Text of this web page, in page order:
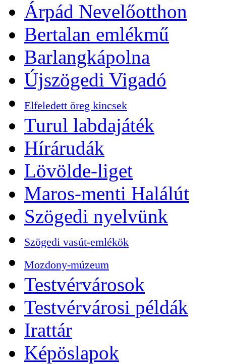
Árpád Nevelőotthon
Bertalan emlékmű
Barlangkápolna
Újszögedi Vigadó
Elfeledett öreg kincsek
Turul labdajáték
Hírárudák
Lövölde-liget
Maros-menti Halálút
Szögedi nyelvünk
Szögedi vasút-emlékök
Mozdony-múzeum
Testvérvárosok
Testvérvárosi példák
Irattár
Képöslapok